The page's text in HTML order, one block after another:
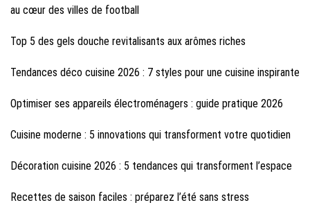
au cœur des villes de football
Top 5 des gels douche revitalisants aux arômes riches
Tendances déco cuisine 2026 : 7 styles pour une cuisine inspirante
Optimiser ses appareils électroménagers : guide pratique 2026
Cuisine moderne : 5 innovations qui transforment votre quotidien
Décoration cuisine 2026 : 5 tendances qui transforment l’espace
Recettes de saison faciles : préparez l’été sans stress